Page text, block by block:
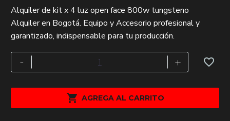
precio
original
era:
$120,000.
precio
actual
es:
$113,100.
Alquiler de kit x 4 luz open face 800w tungsteno
Alquiler en Bogotá. Equipo y Accesorio profesional y
garantizado, indispensable para tu producción.
-
x
open
+
 AGREGA AL CARRITO